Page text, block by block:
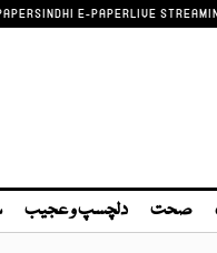
SINDHI E-PAPERLIVE
صحت دلچسپ و عجیب